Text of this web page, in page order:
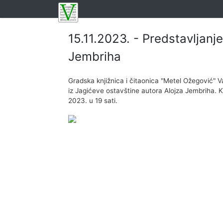
15.11.2023. -
Jembriha
Gradska knjižnica i čitaonica "Metel Ožegović"
iz Jagićeve ostavštine autora Alojza Jembriha.
2023. u 19 sati.